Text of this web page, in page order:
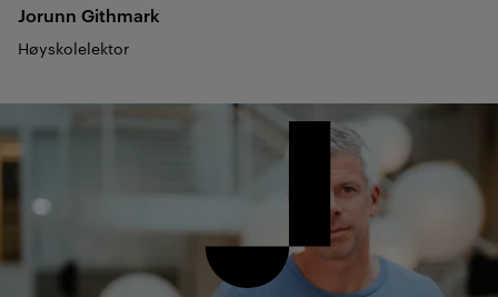
Jorunn Githmark
Høyskolelektor